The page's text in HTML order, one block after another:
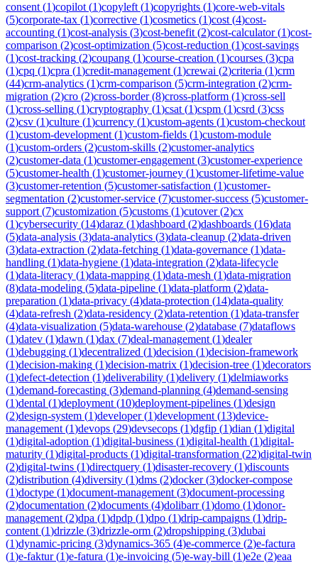
consent (1)copilot (1)copyleft (1)copyrights (1)core-web-vitals
(5)corporate-tax (1)corrective (1)cosmetics (1)cost (4)cost-
accounting (1)cost-analysis (3)cost-benefit (2)cost-calculator(1)cost-
comparison (2)cost-optimization (5)cost-reduction (1)cost-savings
(1)cost-tracking (2)coupang (1)course-creation (1)courses (3)cpa
(1)cpq (1)cpra (1)credit-management (1)crewai (2)criteria (1)crm
(44)crm-analytics (1)crm-comparison (5)crm-integration (2)crm-
migration (2)cro (2)cross-border(8)cross-platform (1)cross-sell
(1)cross-selling (1)cryptography (1)csat (1)cspm (1)csrd (3)css
(2)csv (1)culture (1)currency (1)custom-agents (1)custom-checkout
(1)custom-development (1)custom-fields (1)custom-module
(1)custom-orders (2)custom-skills (2)customer-analytics
(2)customer-data (1)customer-engagement (3)customer-experience
(5)customer-health (1)customer-journey (1)customer-lifetime-value
(3)customer-retention (5)customer-satisfaction (1)customer-
segmentation (2)customer-service (7)customer-success (5)customer-
support (7)customization (5)customs (1)cutover(2)cx
(1)cybersecurity (14)daraz (1)dashboard (2)dashboards (16)data
(5)data-analysis (3)data-analytics (3)data-cleanup (2)data-driven
(3)data-extraction (2)data-fetching (1)data-governance (1)data-
handling (1)data-hygiene (1)data-integration (2)data-lifecycle
(1)data-literacy (1)data-mapping (1)data-mesh (1)data-migration
(8)data-modeling (5)data-pipeline (1)data-platform (2)data-
preparation (1)data-privacy (4)data-protection (14)data-quality
(4)data-refresh (2)data-residency (2)data-retention (1)data-transfer
(4)data-visualization (5)data-warehouse (2)database (7)dataflows
(1)datev (1)dawn (1)dax (7)deal-management (1)dealer
(1)debugging (1)decentralized (1)decision (1)decision-framework
(1)decision-making (1)decision-matrix (1)decision-tree (1)decorators
(1)defect-detection (1)deliverability (1)delivery (1)delmiaworks
(1)demand-forecasting (3)demand-planning (4)demand-sensing
(1)dental (1)deployment (10)deployment-pipelines (1)design
(2)design-system (1)developer(1)development (13)device-
management (1)devops (29)devsecops (1)dgfip (1)dian (1)digital
(1)digital-adoption (1)digital-business (1)digital-health (1)digital-
maturity (1)digital-products (1)digital-transformation (22)digital-twin
(2)digital-twins (1)directquery (1)disaster-recovery (1)discounts
(2)distribution (4)diversity (1)dms (2)docker(3)docker-compose
(1)doctype (1)document-management (3)document-processing
(2)documentation (2)documents (4)dolibarr(1)domo (1)donor-
management (2)dpa (1)dpdp (1)dpo (1)drip-campaigns (1)drip-
content (1)drizzle (3)drizzle-orm (2)dropshipping (3)dubai
(1)dynamic-pricing (3)dynamics-365 (4)e-commerce (2)e-factura
(1)e-faktur(1)e-fatura (1)e-invoicing (5)e-way-bill (1)e2e (2)eaa